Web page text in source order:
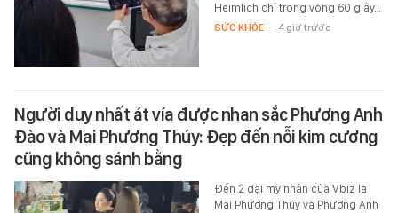
Heimlich chỉ trong vòng 60 giây…
SỨC KHỎE - 4 giờ trước
Người duy nhất át vía được nhan sắc Phương Anh
Đào và Mai Phương Thúy: Đẹp đến nỗi kim cương
cũng không sánh bằng
Đến 2 đại mỹ nhân của Vbiz là
Mai Phương Thúy và Phương Anh